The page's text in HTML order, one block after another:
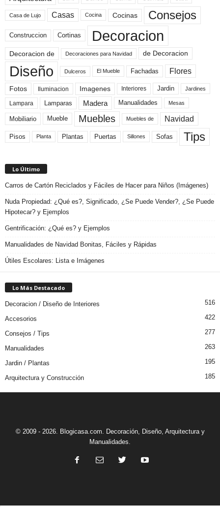
Casa de Lujo Casas Cocina Cocinas Consejos
Construccion Cortinas Decoracion
Decoracion de Decoraciones para Navidad de Decoracion
Diseño Dulceros El Mueble Fachadas Flores
Fotos Iluminacion Imagenes Interiores Jardin Jardines
Lampara Lamparas Madera Manualidades Mesas
Mobiliario Mueble Muebles Muebles de Navidad
Pisos Planta Plantas Puertas Sillones Sofas Tips
Lo Último
Carros de Cartón Reciclados y Fáciles de Hacer para Niños (Imágenes)
Nuda Propiedad: ¿Qué es?, Significado, ¿Se Puede Vender?, ¿Se Puede
Hipotecar? y Ejemplos
Gentrificación: ¿Qué es? y Ejemplos
Manualidades de Navidad Bonitas, Fáciles y Rápidas
Útiles Escolares: Lista e Imágenes
Lo Más Destacado
Decoracion / Diseño de Interiores 516
Accesorios 422
Consejos / Tips 277
Manualidades 263
Jardin / Plantas 195
Arquitectura y Construcción 185
© 2009 - 2026. Blogicasa.com. Decoración, Diseño, Arquitectura y
Manualidades.